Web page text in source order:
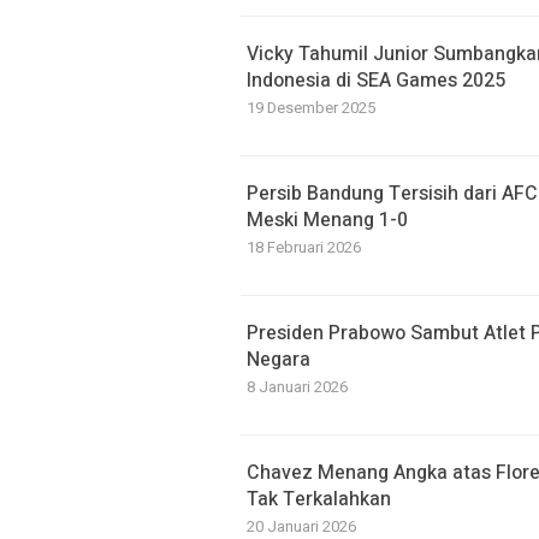
Vicky Tahumil Junior
Indonesia di SEA Games 2025
19 Desember 2025
Persib Bandung Tersisih dari
Meski Menang 1-0
18 Februari 2026
Presiden Prabowo Sambut Atlet
Negara
8 Januari 2026
Chavez Menang Angka atas
Tak Terkalahkan
20 Januari 2026